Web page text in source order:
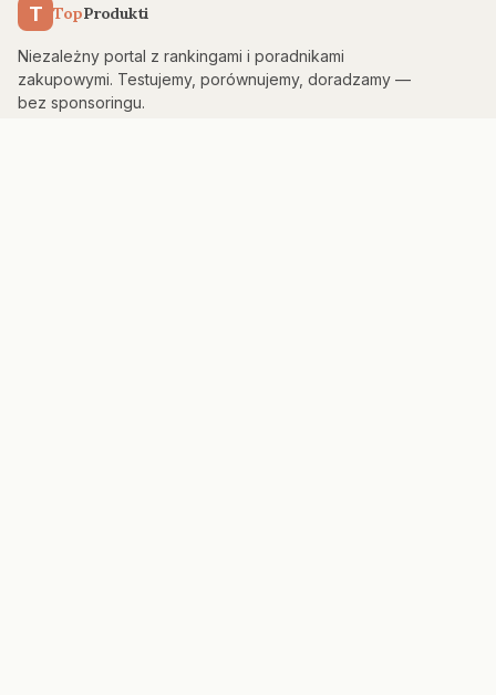
T TopProdukti
Niezależny portal z rankingami i poradnikami
zakupowymi. Testujemy, porównujemy, doradzamy —
bez sponsoringu.